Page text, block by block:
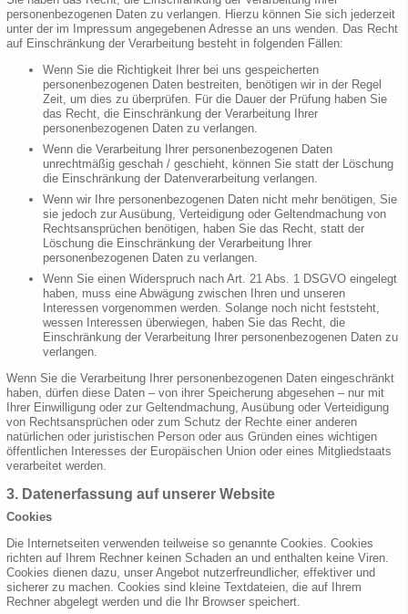
personenbezogenen Daten zu verlangen. Hierzu können Sie sich jederzeit
unter der im Impressum angegebenen Adresse an uns wenden. Das Recht
auf Einschränkung der Verarbeitung besteht in folgenden Fällen:
Wenn Sie die Richtigkeit Ihrer bei uns gespeicherten
personenbezogenen Daten bestreiten, benötigen wir in der Regel
Zeit, um dies zu überprüfen. Für die Dauer der Prüfung haben Sie
das Recht, die Einschränkung der Verarbeitung Ihrer
personenbezogenen Daten zu verlangen.
Wenn die Verarbeitung Ihrer personenbezogenen Daten
unrechtmäßig geschah / geschieht, können Sie statt der Löschung
die Einschränkung der Datenverarbeitung verlangen.
Wenn wir Ihre personenbezogenen Daten nicht mehr benötigen, Sie
sie jedoch zur Ausübung, Verteidigung oder Geltendmachung von
Rechtsansprüchen benötigen, haben Sie das Recht, statt der
Löschung die Einschränkung der Verarbeitung Ihrer
personenbezogenen Daten zu verlangen.
Wenn Sie einen Widerspruch nach Art. 21 Abs. 1 DSGVO eingelegt
haben, muss eine Abwägung zwischen Ihren und unseren
Interessen vorgenommen werden. Solange noch nicht feststeht,
wessen Interessen überwiegen, haben Sie das Recht, die
Einschränkung der Verarbeitung Ihrer personenbezogenen Daten zu
verlangen.
Wenn Sie die Verarbeitung Ihrer personenbezogenen Daten eingeschränkt
haben, dürfen diese Daten – von ihrer Speicherung abgesehen – nur mit
Ihrer Einwilligung oder zur Geltendmachung, Ausübung oder Verteidigung
von Rechtsansprüchen oder zum Schutz der Rechte einer anderen
natürlichen oder juristischen Person oder aus Gründen eines wichtigen
öffentlichen Interesses der Europäischen Union oder eines Mitgliedstaats
verarbeitet werden.
3. Datenerfassung auf unserer Website
Cookies
Die Internetseiten verwenden teilweise so genannte Cookies. Cookies
richten auf Ihrem Rechner keinen Schaden an und enthalten keine Viren.
Cookies dienen dazu, unser Angebot nutzerfreundlicher, effektiver und
sicherer zu machen. Cookies sind kleine Textdateien, die auf Ihrem
Rechner abgelegt werden und die Ihr Browser speichert.